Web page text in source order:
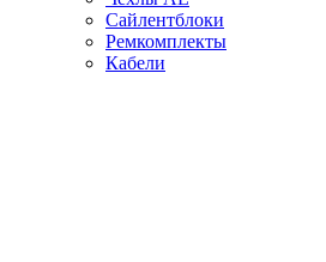
Сайлентблоки
Ремкомплекты
Кабели